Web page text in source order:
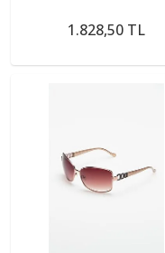
1.828,50 TL